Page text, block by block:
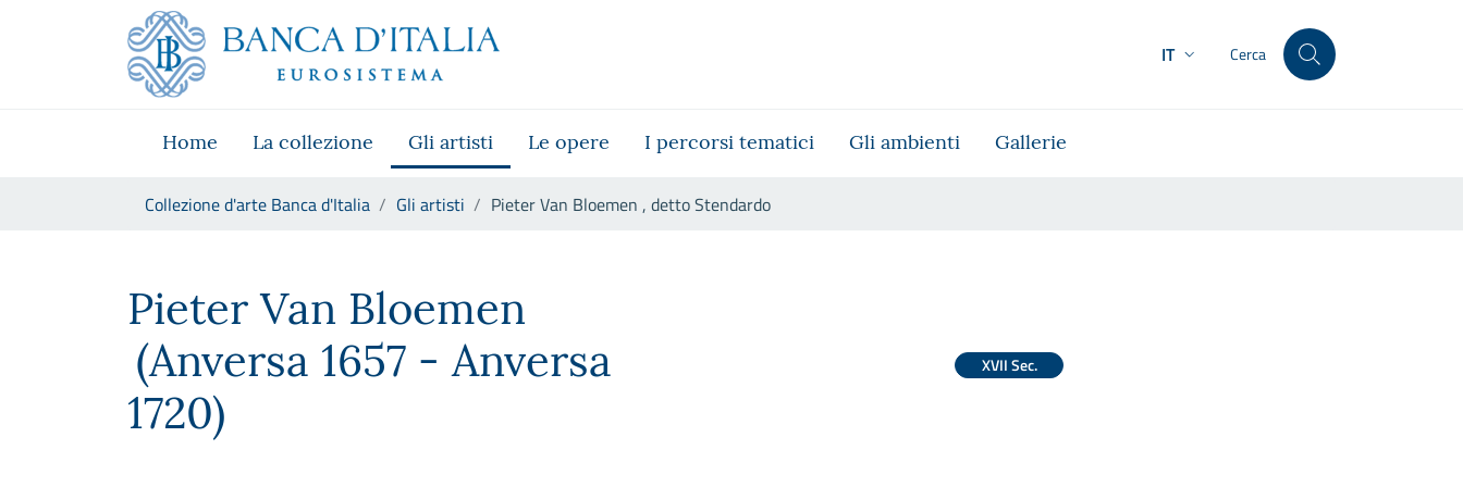
Skip to Main Content
Vai al sito istituzionale
Vai al menu di navigazione
Vai alla ricerca
Vai ai contenuti
IT Cerca
Home La collezione Gli artisti Le opere I percorsi tematici Gli ambienti Gallerie
Collezione d'arte Banca d'Italia Gli artisti Pieter Van Bloemen , detto Stendardo
Pieter Van Bloemen
(Anversa 1657 - Anversa
1720)
XVII Sec.